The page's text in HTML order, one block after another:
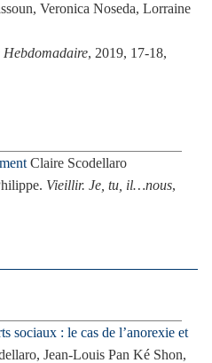
Veronica Noseda, Lorraine
, 2019, 17-18,
Claire Scodellaro
Vieillir. Je, tu, il…nous,
sociaux : le cas de l’anorexie et
Jean-Louis Pan Ké Shon,